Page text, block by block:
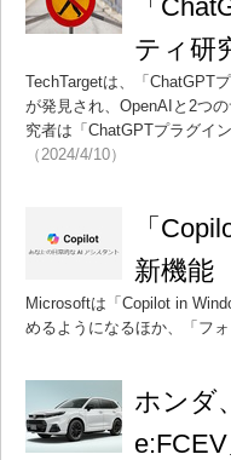
「
ティ研
TechTargetは、「ChatGPT
が発見され、OpenAIと2つ
究者は「ChatGPTプラグイ
（2024/4/10）
「
新機能
Microsoftは「Copilot in
めるようになるほか、「フ
ホンダ